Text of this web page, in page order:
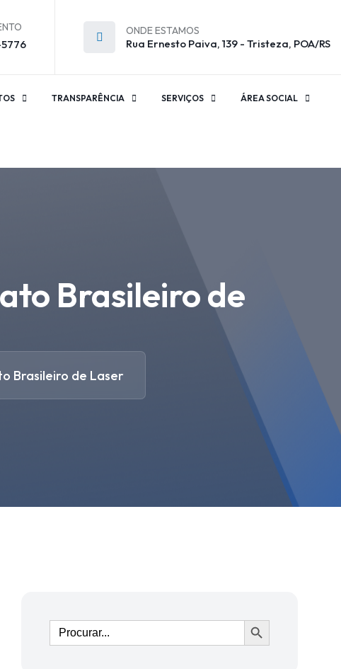
ONDE ESTAMOS
Rua Ernesto Paiva, 139 - Tristeza, POA/RS
TRANSPARÊNCIA SERVIÇOS ÁREA SOCIAL
Brasileiro de
Brasileiro de Laser
Ir